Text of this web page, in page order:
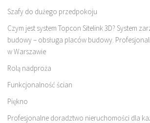
Szafy do dużego przedpokoju
Czym jest system Topcon Sitelink 3D? System
budowy – obsługa placów budowy.
w Warszawie
Rolą nadproża
Funkcjonalność ścian
Piękno
Profesjonalne doradztwo nieruchomości dla